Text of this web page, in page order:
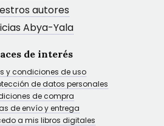
autores
Abya-Yala
de interés
y condiciones de uso
de datos personales
de compra
de envío y entrega
a mis libros digitales